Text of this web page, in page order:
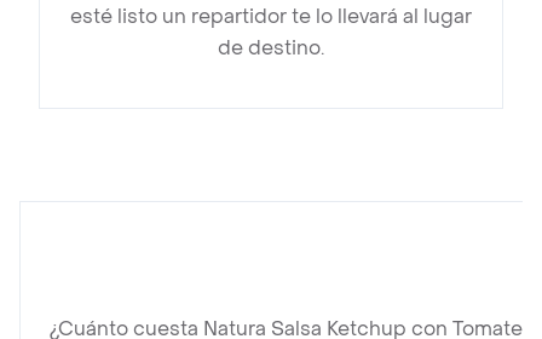
esté listo un repartidor te lo llevará al lugar
de destino.
¿Cuánto cuesta Natura Salsa Ketchup con Tomate